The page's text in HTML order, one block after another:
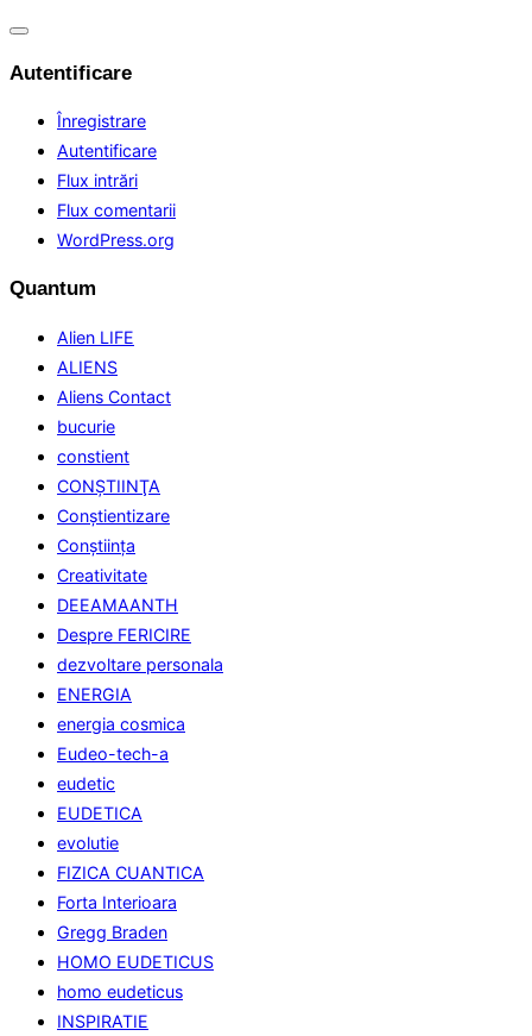
Comută
Autentificare
Înregistrare
Autentificare
Flux intrări
Flux comentarii
WordPress.org
Quantum
Alien LIFE
ALIENS
Aliens Contact
bucurie
constient
CONŞTIINŢA
Conştientizare
Conştiinţa
Creativitate
DEEAMAANTH
Despre FERICIRE
dezvoltare personala
ENERGIA
energia cosmica
Eudeo-tech-a
eudetic
EUDETICA
evolutie
FIZICA CUANTICA
Forta Interioara
Gregg Braden
HOMO EUDETICUS
homo eudeticus
INSPIRATIE